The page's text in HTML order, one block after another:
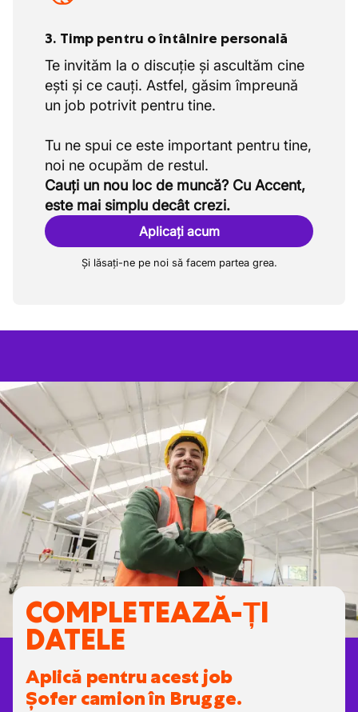
3. Timp pentru o întâlnire personală
Te invităm la o discuție și ascultăm cine
ești și ce cauți. Astfel, găsim împreună
un job potrivit pentru tine.
Tu ne spui ce este important pentru tine,
Cauți un nou loc de muncă? Cu Accent,
este mai simplu decât crezi.
Aplicați acum
Și lăsați-ne pe noi să facem partea grea.
COMPLETEAZĂ-ȚI
DATELE
Aplică pentru acest job
Șofer camion în Brugge.